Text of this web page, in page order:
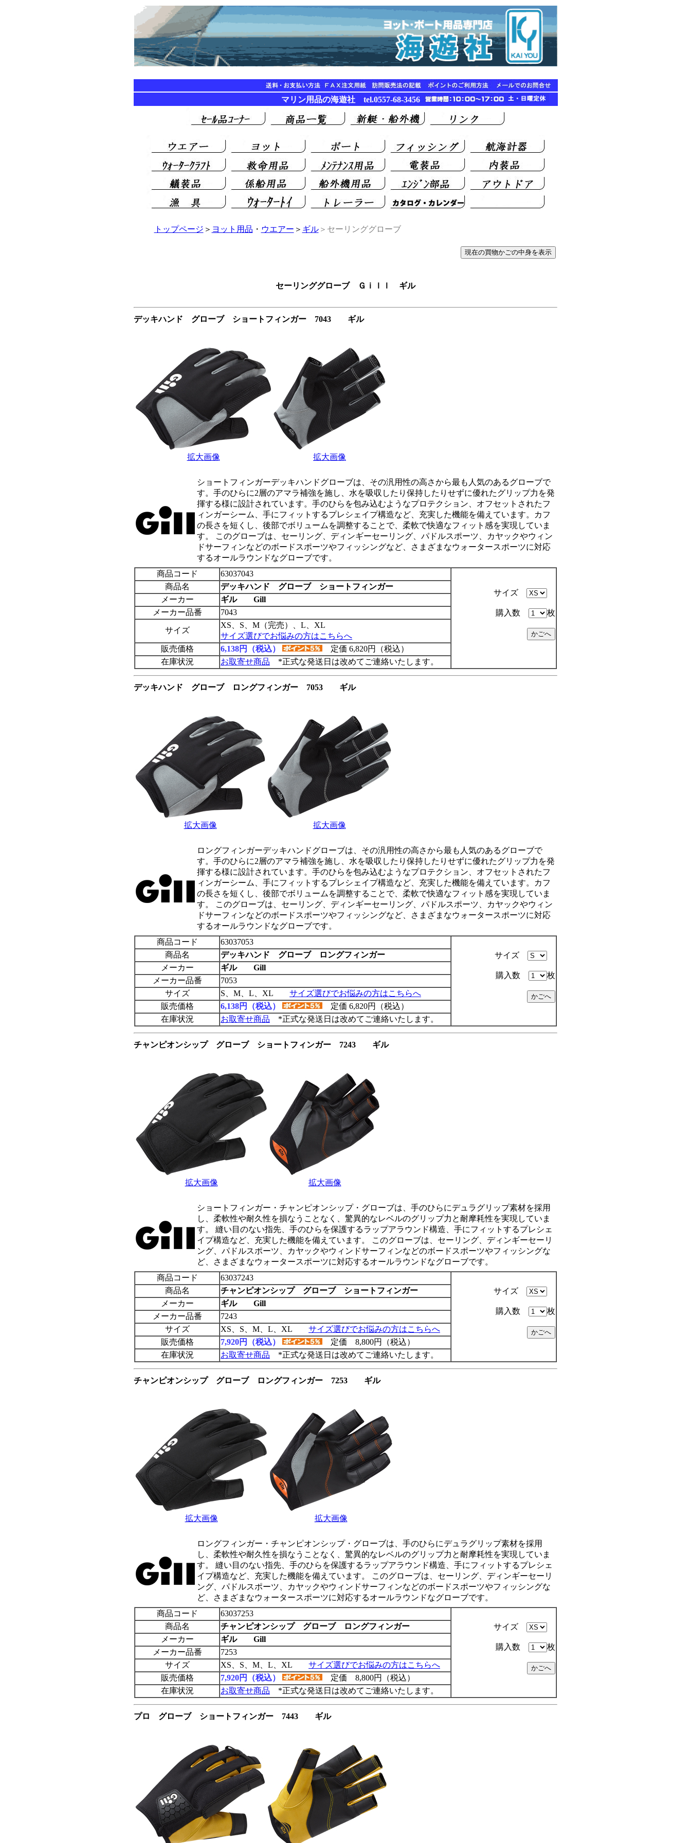
マリン用品の海遊社 tel.0557-68-3456
トップページ ＞ ヨット用品 ・ ウエアー ＞ ギル＞セーリンググローブ
セーリンググローブ Ｇｉｌｌ ギル
デッキハンド グローブ ショートフィンガー 7043 ギル
拡大画像 拡大画像
ショートフィンガーデッキハンドグローブは、その汎用性の高さから最も人気のあるグローブで
す。手のひらに2層のアマラ補強を施し、水を吸収したり保持したりせずに優れたグリップ力を発
揮する様に設計されています。手のひらを包み込むようなプロテクション、オフセットされたフ
ィンガーシーム、手にフィットするプレシェイプ構造など、充実した機能を備えています。カフ
の長さを短くし、後部でボリュームを調整することで、柔軟で快適なフィット感を実現していま
す。 このグローブは、セーリング、ディンギーセーリング、パドルスポーツ、カヤックやウィン
ドサーフィンなどのボードスポーツやフィッシングなど、さまざまなウォータースポーツに対応
するオールラウンドなグローブです。
商品コード
63037043
サイズ
購入数 枚
商品名
デッキハンド グローブ ショートフィンガー
メーカー
ギル Gill
メーカー品番
7043
サイズ
XS、S、M（完売）、L、XL
サイズ選びでお悩みの方はこちらへ
販売価格
6,138円（税込）
定価 6,820円（税込）
在庫状況
お取寄せ商品 *正式な発送日は改めてご連絡いたします。
デッキハンド グローブ ロングフィンガー 7053 ギル
拡大画像 拡大画像
ロングフィンガーデッキハンドグローブは、その汎用性の高さから最も人気のあるグローブで
す。手のひらに2層のアマラ補強を施し、水を吸収したり保持したりせずに優れたグリップ力を発
揮する様に設計されています。手のひらを包み込むようなプロテクション、オフセットされたフ
ィンガーシーム、手にフィットするプレシェイプ構造など、充実した機能を備えています。カフ
の長さを短くし、後部でボリュームを調整することで、柔軟で快適なフィット感を実現していま
す。 このグローブは、セーリング、ディンギーセーリング、パドルスポーツ、カヤックやウィン
ドサーフィンなどのボードスポーツやフィッシングなど、さまざまなウォータースポーツに対応
するオールラウンドなグローブです。
商品コード
63037053
サイズ
購入数 枚
商品名
デッキハンド グローブ ロングフィンガー
メーカー
ギル Gill
メーカー品番
7053
サイズ
S、M、L、XL サイズ選びでお悩みの方はこちらへ
販売価格
6,138円（税込）
定価 6,820円（税込）
在庫状況
お取寄せ商品 *正式な発送日は改めてご連絡いたします。
チャンピオンシップ グローブ ショートフィンガー 7243 ギル
拡大画像 拡大画像
ショートフィンガー・チャンピオンシップ・グローブは、手のひらにデュラグリップ素材を採用
し、柔軟性や耐久性を損なうことなく、驚異的なレベルのグリップ力と耐摩耗性を実現していま
す。 縫い目のない指先、手のひらを保護するラップアラウンド構造、手にフィットするプレシェ
イプ構造など、充実した機能を備えています。 このグローブは、セーリング、ディンギーセーリ
ング、パドルスポーツ、カヤックやウィンドサーフィンなどのボードスポーツやフィッシングな
ど、さまざまなウォータースポーツに対応するオールラウンドなグローブです。
商品コード
63037243
サイズ
購入数 枚
商品名
チャンピオンシップ グローブ ショートフィンガー
メーカー
ギル Gill
メーカー品番
7243
サイズ
XS、S、M、L、XL サイズ選びでお悩みの方はこちらへ
販売価格
7,920円（税込）
定価 8,800円（税込）
在庫状況
お取寄せ商品 *正式な発送日は改めてご連絡いたします。
チャンピオンシップ グローブ ロングフィンガー 7253 ギル
拡大画像 拡大画像
ロングフィンガー・チャンピオンシップ・グローブは、手のひらにデュラグリップ素材を採用
し、柔軟性や耐久性を損なうことなく、驚異的なレベルのグリップ力と耐摩耗性を実現していま
す。 縫い目のない指先、手のひらを保護するラップアラウンド構造、手にフィットするプレシェ
イプ構造など、充実した機能を備えています。 このグローブは、セーリング、ディンギーセーリ
ング、パドルスポーツ、カヤックやウィンドサーフィンなどのボードスポーツやフィッシングな
ど、さまざまなウォータースポーツに対応するオールラウンドなグローブです。
商品コード
63037253
サイズ
購入数 枚
商品名
チャンピオンシップ グローブ ロングフィンガー
メーカー
ギル Gill
メーカー品番
7253
サイズ
XS、S、M、L、XL サイズ選びでお悩みの方はこちらへ
販売価格
7,920円（税込）
定価 8,800円（税込）
在庫状況
お取寄せ商品 *正式な発送日は改めてご連絡いたします。
プロ グローブ ショートフィンガー 7443 ギル